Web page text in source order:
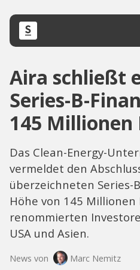
Aira schließt
Series-B-
145 Millionen
Das Clean-Energy-
vermeldet den
überzeichneten Series-
Höhe von 145
renommierten
USA und Asien.
News von
Marc Nemitz